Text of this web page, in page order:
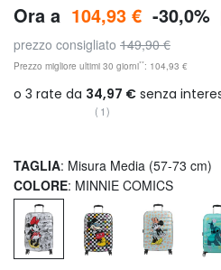
Ora a 104,93 € -30,0%
prezzo consigliato 149,90 €
Prezzo migliore ultimi 30 giorni**: 104,93 €
(1)
TAGLIA: Misura Media (57-73 cm)
COLORE: MINNIE COMICS